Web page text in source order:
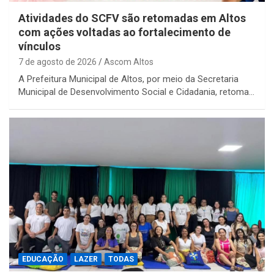
Atividades do SCFV são retomadas em Altos
com ações voltadas ao fortalecimento de
vínculos
7 de agosto de 2026 Ascom Altos
A Prefeitura Municipal de Altos, por meio da Secretaria
Municipal de Desenvolvimento Social e Cidadania, retoma…
EDUCAÇÃO LAZER TODAS